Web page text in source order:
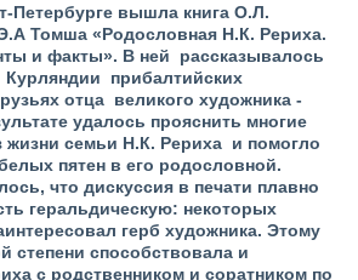
Петербурге вышла книга О.Л.
Томша «Родословная Н.К. Рериха.
и факты». В ней рассказывалось
прибалтийских
отца великого художника -
удалось прояснить многие
жизни семьи Н.К. Рериха и помогло
пятен в его родословной.
что дискуссия в печати плавно
геральдическую: некоторых
герб художника. Этому
степени способствовала и
с родственником и соратником по